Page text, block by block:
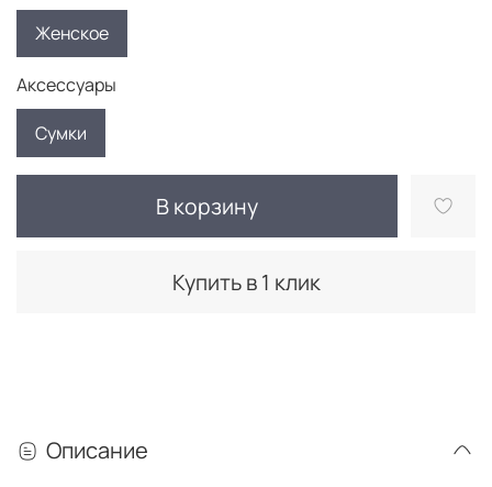
В корзину
Купить в 1 клик
Женское
Аксессуары
Сумки
Описание